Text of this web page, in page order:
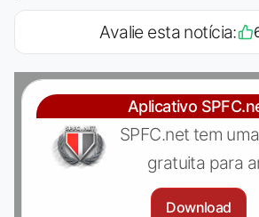
Avalie esta notícia:
Aplicativo
SPFC.net tem
gratuita para
Download